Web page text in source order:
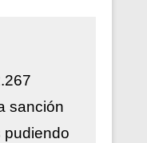
sanción
pudiendo